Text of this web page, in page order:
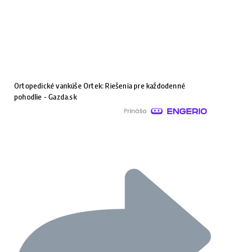
Ortopedické vankúše Ortek: Riešenia pre každodenné
pohodlie - Gazda.sk